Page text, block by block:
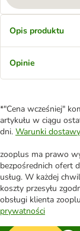
Opis produktu
Opinie
*"Cena wcześniej"
artykułu w ciągu
dni. Warunki dostawy
zooplus ma prawo
bezpośrednich ofert
usług. W każdej
koszty przesyłu
obsługi klienta
prywatności